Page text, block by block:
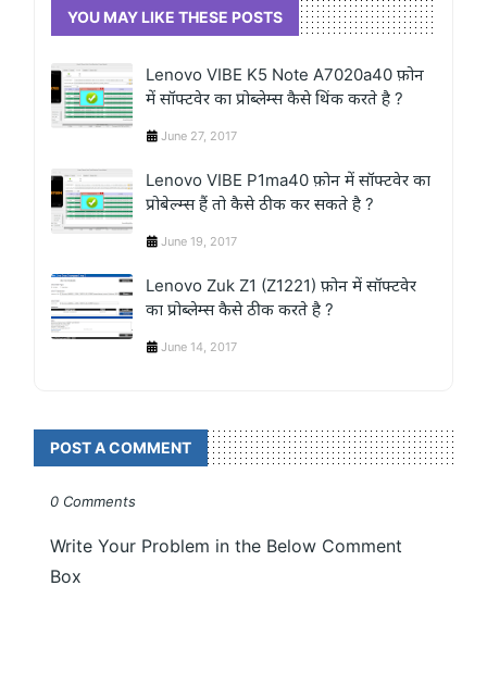
YOU MAY LIKE THESE POSTS
Lenovo VIBE K5 Note A7020a40 फ़ोन
में सॉफ्टवेर का प्रोब्लेम्स कैसे थिंक करते है ?
June 27, 2017
Lenovo VIBE P1ma40 फ़ोन में सॉफ्टवेर का
प्रोबेल्म्स हैं तो कैसे ठीक कर सकते है ?
June 19, 2017
Lenovo Zuk Z1 (Z1221) फ़ोन में सॉफ्टवेर
का प्रोब्लेम्स कैसे ठीक करते है ?
June 14, 2017
POST A COMMENT
0 Comments
Write Your Problem in the Below Comment
Box